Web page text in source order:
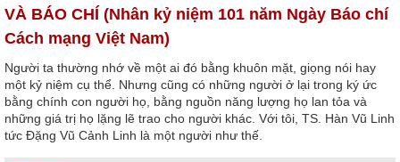
VÀ BÁO CHÍ (Nhân kỷ niệm 101 năm Ngày Báo chí
Cách mạng Việt Nam)
Người ta thường nhớ về một ai đó bằng khuôn mặt, giọng nói hay
một kỷ niệm cụ thể. Nhưng cũng có những người ở lại trong ký ức
bằng chính con người họ, bằng nguồn năng lượng họ lan tỏa và
những giá trị họ lặng lẽ trao cho người khác. Với tôi, TS. Hàn Vũ Linh
tức Đặng Vũ Cảnh Linh là một người như thế.